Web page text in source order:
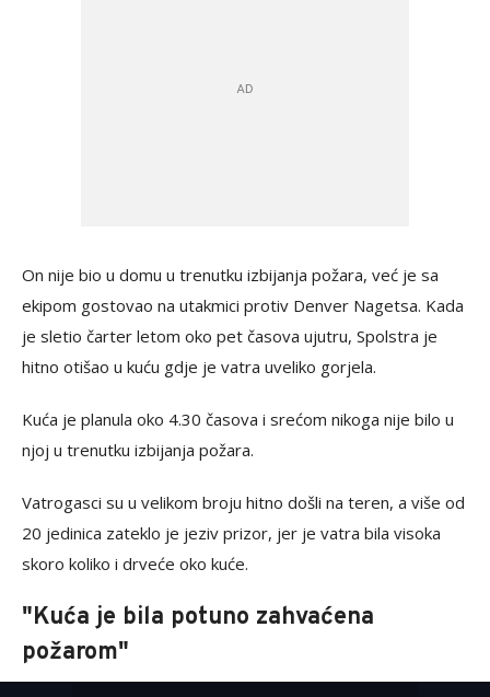
On nije bio u domu u trenutku izbijanja požara, već je sa
ekipom gostovao na utakmici protiv Denver Nagetsa. Kada
je sletio čarter letom oko pet časova ujutru, Spolstra je
hitno otišao u kuću gdje je vatra uveliko gorjela.
Kuća je planula oko 4.30 časova i srećom nikoga nije bilo u
njoj u trenutku izbijanja požara.
Vatrogasci su u velikom broju hitno došli na teren, a više od
20 jedinica zateklo je jeziv prizor, jer je vatra bila visoka
skoro koliko i drveće oko kuće.
"Kuća je bila potuno zahvaćena
požarom"